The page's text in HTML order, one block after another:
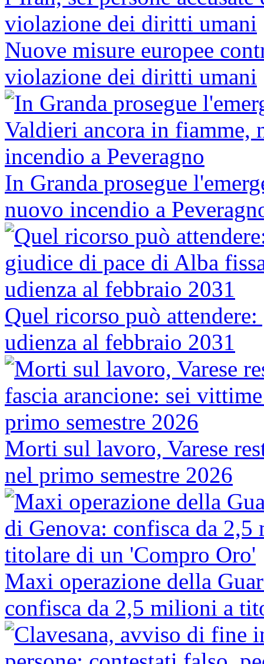
Nuove misure europee
violazione dei diritti umani
In Granda prosegue
nuovo incendio a
Quel ricorso può
udienza al febbraio 2031
Morti sul lavoro, Varese
nel primo semestre 2026
Maxi operazione della
confisca da 2,5 milioni a